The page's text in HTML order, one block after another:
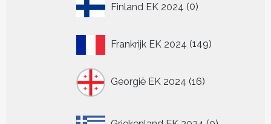
Finland EK 2024 0
producten
Frankrijk EK 2024 149149
Georgië EK 2024 16
producten